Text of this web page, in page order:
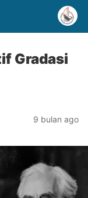
Gradasi
9 bulan ago